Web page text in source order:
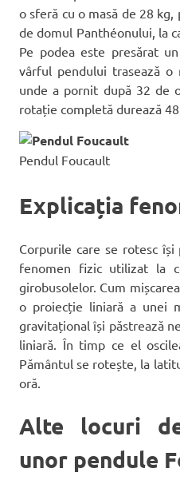
o sferă cu o masă de 28
de domul Panthéonului, la
Pe podea este presărat
vârful pendului trasează
unde a pornit după 32 de
rotație completă durează 48
Pendul Foucault
Explicația
Corpurile care se rotesc își
fenomen fizic utilizat la
girobusolelor. Cum
o proiecție liniară a unei
gravitațional își păstrează
liniară. În timp ce el
Pământul se rotește, la
oră.
Alte locuri
unor pendule